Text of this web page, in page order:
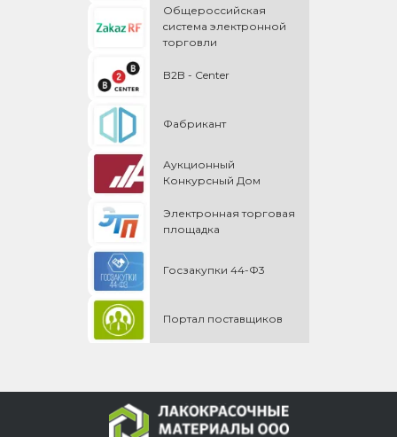
Общероссийская
cистема электронной
торговли
B2B - Center
Фабрикант
Аукционный
Конкурсный Дом
Электронная торговая
площадка
Госзакупки 44-Ф3
Портал поставщиков